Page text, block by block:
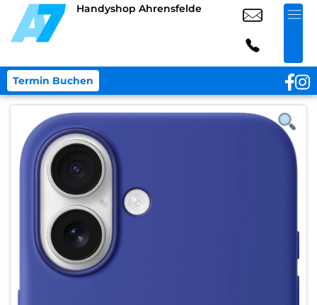
Handyshop Ahrensfelde
Termin Buchen